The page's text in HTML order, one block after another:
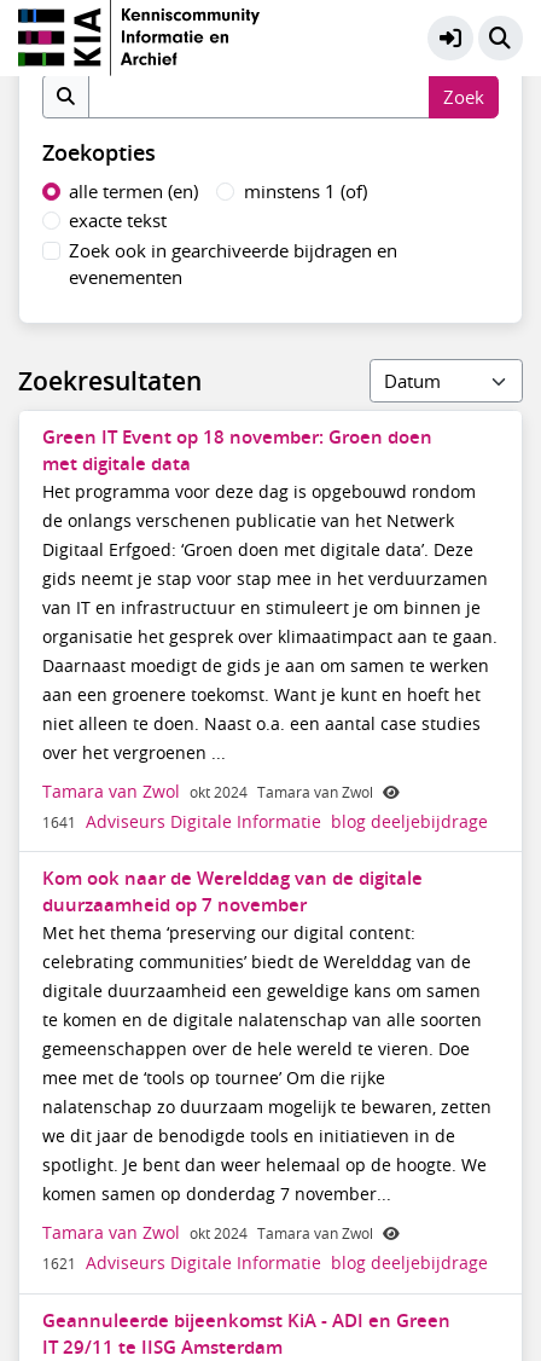
Adviseurs Digitale Informatie
Zoek op inhoud
Zoekopties
alle termen (en)
minstens 1 (of)
exacte tekst
Zoek ook in gearchiveerde bijdragen en
evenementen
Zoekresultaten
Green IT Event op 18 november: Groen doen
met digitale data
Het programma voor deze dag is opgebouwd rondom
de onlangs verschenen publicatie van het Netwerk
Digitaal Erfgoed: ‘Groen doen met digitale data’. Deze
gids neemt je stap voor stap mee in het verduurzamen
van IT en infrastructuur en stimuleert je om binnen je
organisatie het gesprek over klimaatimpact aan te gaan.
Daarnaast moedigt de gids je aan om samen te werken
aan een groenere toekomst. Want je kunt en hoeft het
niet alleen te doen. Naast o.a. een aantal case studies
over het vergroenen ...
Tamara van Zwol okt 2024 Tamara van Zwol
1641 Adviseurs Digitale Informatie blog deeljebijdrage
Kom ook naar de Werelddag van de digitale
duurzaamheid op 7 november
Met het thema ‘preserving our digital content:
celebrating communities’ biedt de Werelddag van de
digitale duurzaamheid een geweldige kans om samen
te komen en de digitale nalatenschap van alle soorten
gemeenschappen over de hele wereld te vieren. Doe
mee met de ‘tools op tournee’ Om die rijke
nalatenschap zo duurzaam mogelijk te bewaren, zetten
we dit jaar de benodigde tools en initiatieven in de
spotlight. Je bent dan weer helemaal op de hoogte. We
komen samen op donderdag 7 november...
Tamara van Zwol okt 2024 Tamara van Zwol
1621 Adviseurs Digitale Informatie blog deeljebijdrage
Geannuleerde bijeenkomst KiA - ADI en Green
IT 29/11 te IISG Amsterdam